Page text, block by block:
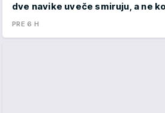
dve navike uveče smiruju, a ne
PRE 6 H